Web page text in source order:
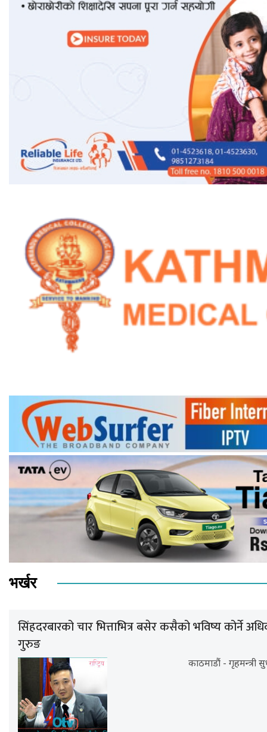
भर्खर
सिंहदरबारको चार भित्ताभित्र बसेर कसैको भविष्य कोर्ने
गुरुङ
काठमाडौं - गृहमन्त्री